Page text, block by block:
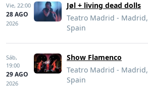
Vie, 22:00
28 AGO
2026
Jøl + living dead dolls
Teatro Madrid - Madrid,
Spain
Sáb,
19:00
29 AGO
2026
Show Flamenco
Teatro Madrid - Madrid,
Spain